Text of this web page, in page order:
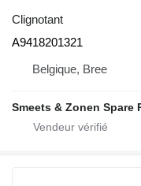
Clignotant
A9418201321
Belgique, Bree
Smeets & Zonen Spare